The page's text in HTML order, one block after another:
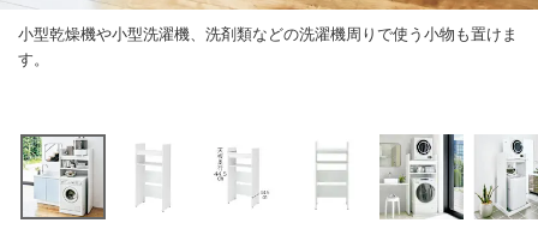
小型乾燥機や小型洗濯機、洗剤類などの洗濯機周りで使う小物も置けま
す。